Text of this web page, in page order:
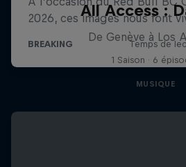
All Access :
De Genève à Los
1 Saison · 6
MUSIQUE